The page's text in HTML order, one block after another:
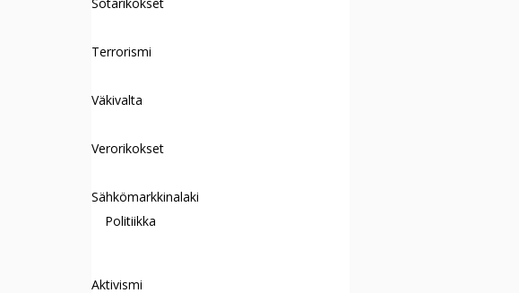
Terrorismi
Väkivalta
Verorikokset
Sähkömarkkinalaki
Politiikka
Aktivismi